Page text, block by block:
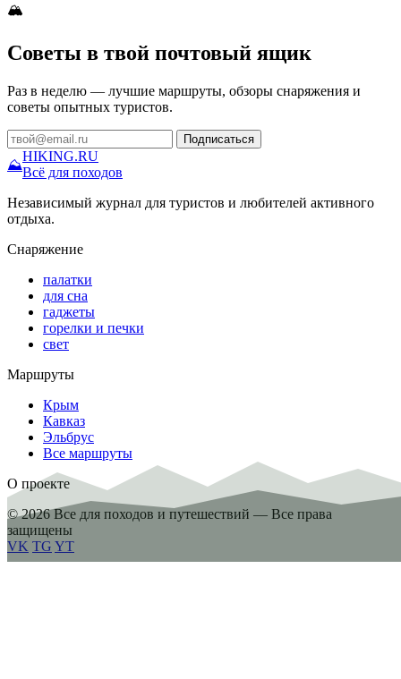
🏔
Советы в твой почтовый ящик
Раз в неделю — лучшие маршруты, обзоры снаряжения и
советы опытных туристов.
Подписаться
⛰
HIKING.RU
Всё для походов
Независимый журнал для туристов и любителей активного
отдыха.
Снаряжение
палатки
для сна
гаджеты
горелки и печки
свет
Маршруты
Крым
Кавказ
Эльбрус
Все маршруты
О проекте
© 2026 Все для походов и путешествий — Все права
защищены
VK TG YT